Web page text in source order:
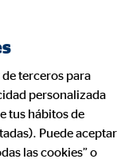
terceros para
personalizada
tus hábitos de
Puede aceptar
las cookies” o